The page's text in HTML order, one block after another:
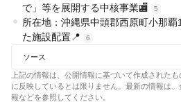
で」等を展開する中核事業🏬
5
所在地：沖縄県中頭郡西原町小那
た施設配置📍
6
ソース
上記の情報は、公開情報に基づいて作成された
に反映しているとは限りません。最新の情報は
報などを参照してください。